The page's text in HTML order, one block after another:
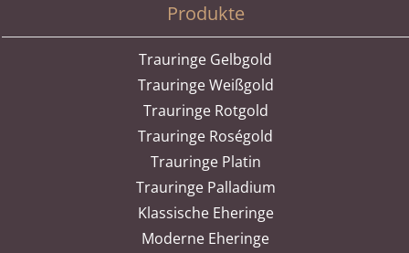
Produkte
Trauringe Gelbgold
Trauringe Weißgold
Trauringe Rotgold
Trauringe Roségold
Trauringe Platin
Trauringe Palladium
Klassische Eheringe
Moderne Eheringe